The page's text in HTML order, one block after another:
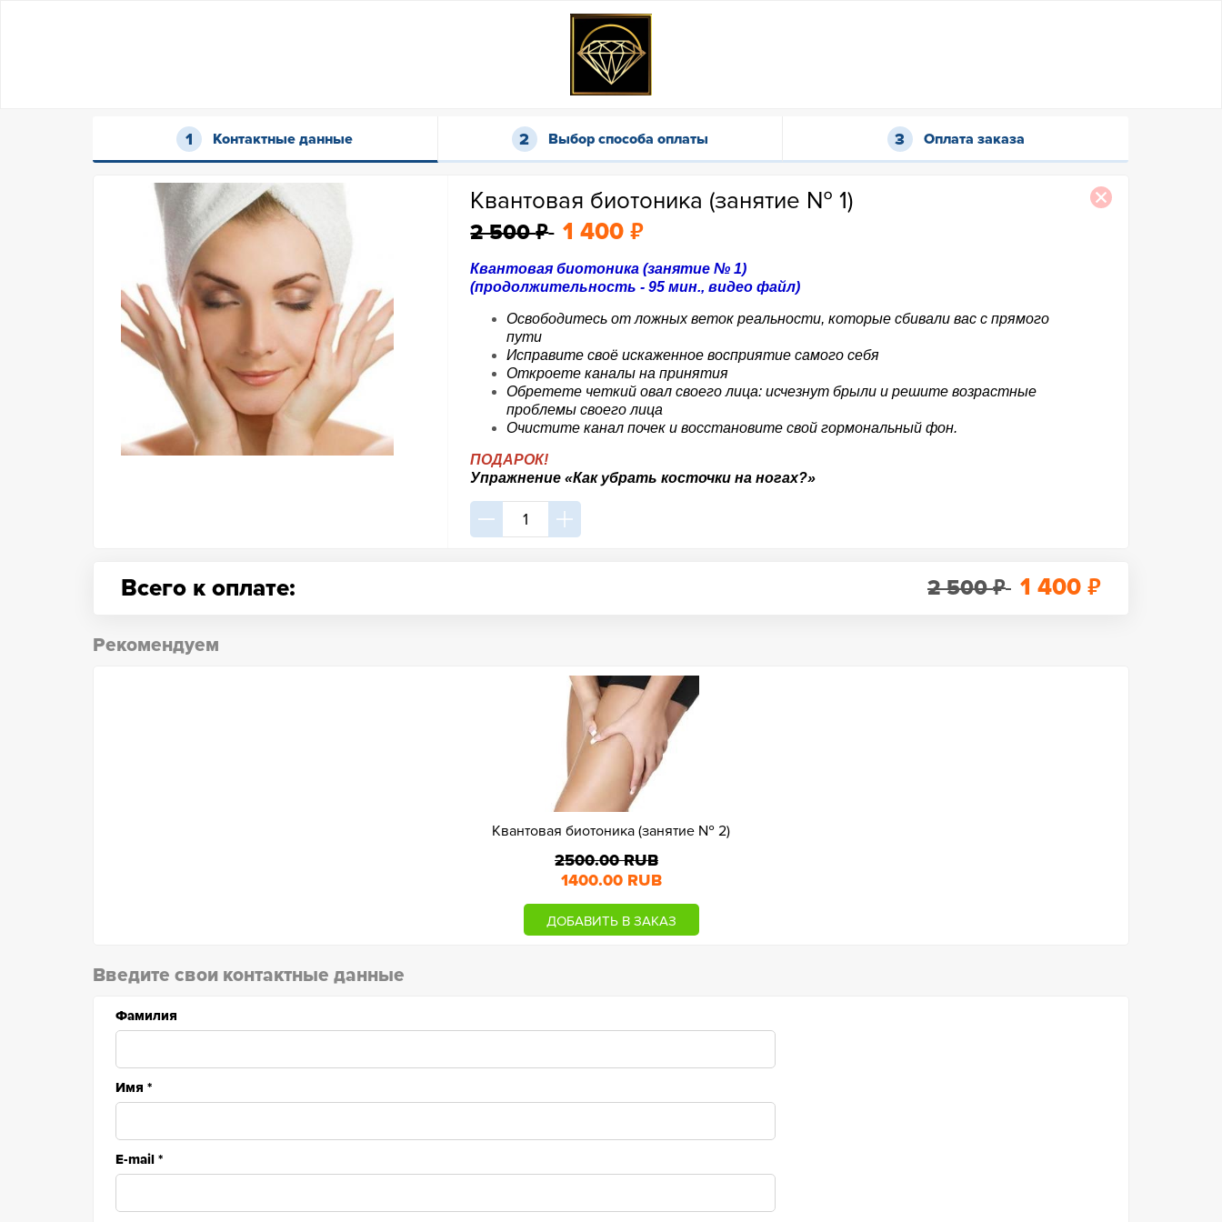
Контактные данные Выбор способа оплаты Оплата заказа
Квантовая биотоника (занятие № 1)
2 500₽ 1 400₽
Квантовая биотоника (занятие № 1)
(продолжительность - 95 мин., видео файл)
Освободитесь от ложных веток реальности, которые сбивали вас с прямого
пути
Исправите своё искаженное восприятие самого себя
Откроете каналы на принятия
Обретете четкий овал своего лица: исчезнут брыли и решите возрастные
проблемы своего лица
Очистите канал почек и восстановите свой гормональный фон.
ПОДАРОК!
Упражнение «Как убрать косточки на ногах?»
Всего к оплате: 2 500 ₽ 1 400 ₽
Рекомендуем
Квантовая биотоника (занятие № 2)
2500.00 RUB
1400.00 RUB
ДОБАВИТЬ В ЗАКАЗ
Введите свои контактные данные
Фамилия
Имя *
E-mail *